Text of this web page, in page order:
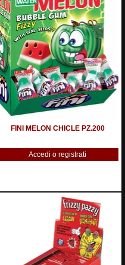
FINI MELON CHICLE PZ.200
Accedi o registrati